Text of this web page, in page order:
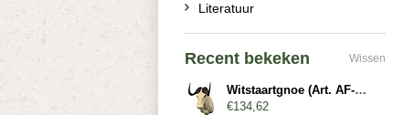
Literatuur
Recent bekeken Wissen
Witstaartgnoe (Art. AF-WSG2-G)
€134,62